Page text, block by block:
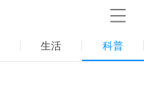
生活 科普